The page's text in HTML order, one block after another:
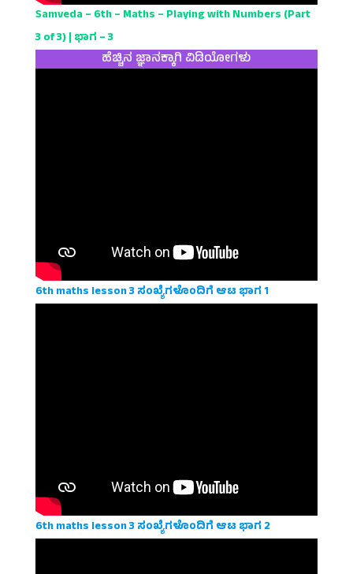
Samveda – 6th – Maths – Playing with Numbers (Part
3 of 3) | ಭಾಗ – 3
ಹೆಚ್ಚಿನ ಜ್ಞಾನಕ್ಕಾಗಿ ವಿಡಿಯೋಗಳು
6th maths lesson 3 ಸಂಖ್ಯೆಗಳೊಂದಿಗೆ ಆಟ ಭಾಗ 1
6th maths lesson 3 ಸಂಖ್ಯೆಗಳೊಂದಿಗೆ ಆಟ ಭಾಗ 2